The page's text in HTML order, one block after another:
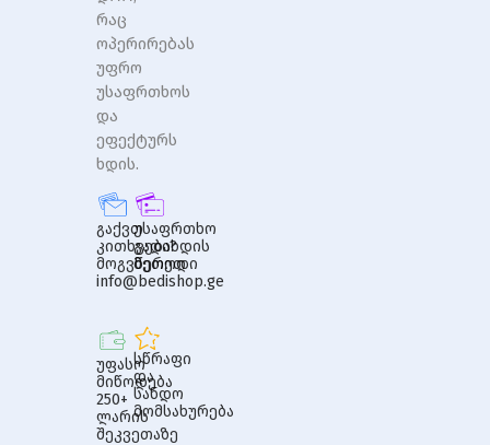
რაც
ოპერირებას
უფრო
უსაფრთხოს
და
ეფექტურს
ხდის.
გაქვთ
კითხვები?
მოგვწერეთ
info@bedishop.ge
უსაფრთხო
გადახდის
მეთოდი
უფასო
მიწოდება
250+
ლარის
შეკვეთაზე
სწრაფი
და
სანდო
მომსახურება